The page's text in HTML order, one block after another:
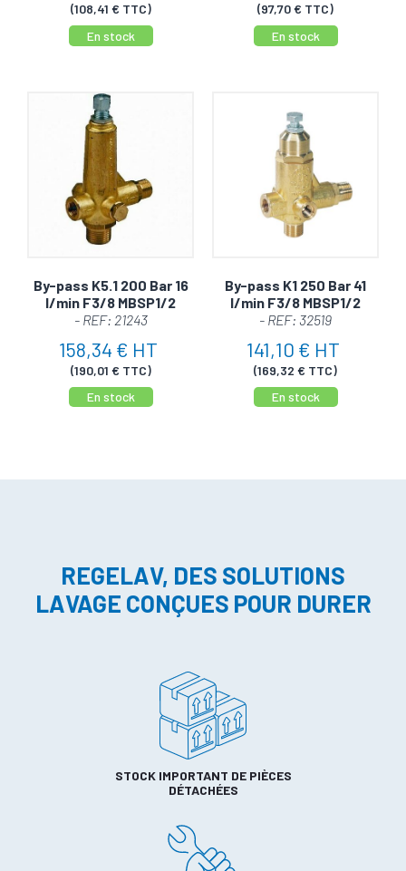
(108,41 € TTC)
En stock
(97,70 € TTC)
En stock
By-pass K5.1 200 Bar 16
l/min F3/8 MBSP1/2
- REF: 21243
158,34 € HT
(190,01 € TTC)
En stock
By-pass K1 250 Bar 41
l/min F3/8 MBSP1/2
- REF: 32519
141,10 € HT
(169,32 € TTC)
En stock
REGELAV, DES SOLUTIONS
LAVAGE CONÇUES POUR DURER
STOCK IMPORTANT DE PIÈCES
DÉTACHÉES